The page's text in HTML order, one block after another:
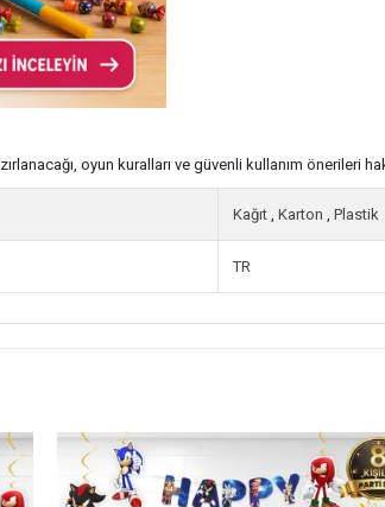
oyun kuralları ve güvenli kullanım önerileri
Kağıt , Karton , Plastik
TR